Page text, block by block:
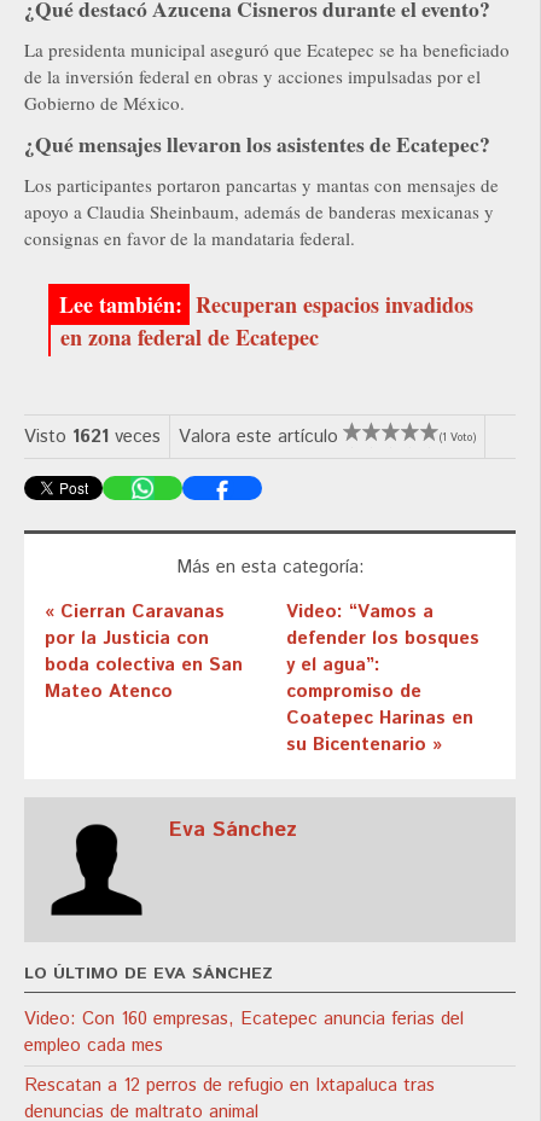
¿Qué destacó Azucena Cisneros durante el evento?
La presidenta municipal aseguró que Ecatepec se ha beneficiado
de la inversión federal en obras y acciones impulsadas por el
Gobierno de México.
¿Qué mensajes llevaron los asistentes de Ecatepec?
Los participantes portaron pancartas y mantas con mensajes de
apoyo a Claudia Sheinbaum, además de banderas mexicanas y
consignas en favor de la mandataria federal.
Recuperan espacios invadidos
en zona federal de Ecatepec
Visto 1621 veces Valora este artículo (1 Voto)
Más en esta categoría:
« Cierran Caravanas
por la Justicia con
boda colectiva en San
Mateo Atenco
Video: “Vamos a
defender los bosques
y el agua”:
compromiso de
Coatepec Harinas en
su Bicentenario »
Eva Sánchez
LO ÚLTIMO DE EVA SÁNCHEZ
Video: Con 160 empresas, Ecatepec anuncia ferias del
empleo cada mes
Rescatan a 12 perros de refugio en Ixtapaluca tras
denuncias de maltrato animal